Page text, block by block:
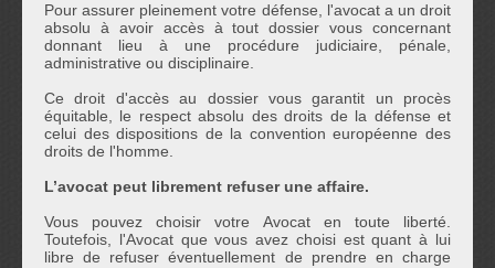
Pour assurer pleinement votre défense, l'avocat a un droit
absolu à avoir accès à tout dossier vous concernant
donnant lieu à une procédure judiciaire, pénale,
administrative ou disciplinaire.
Ce droit d'accès au dossier vous garantit un procès
équitable, le respect absolu des droits de la défense et
celui des dispositions de la convention européenne des
droits de l'homme.
L’avocat peut librement refuser une affaire.
Vous pouvez choisir votre Avocat en toute liberté.
Toutefois, l'Avocat que vous avez choisi est quant à lui
libre de refuser éventuellement de prendre en charge